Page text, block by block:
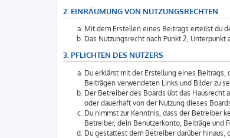
2. EINRÄUMUNG VON NUTZUNGSRECHTEN
Mit dem Erstellen eines Beitrags erteilst du
Das Nutzungsrecht nach Punkt 2,
3. PFLICHTEN DES NUTZERS
Du erklärst mit der Erstellung eines
Beiträgen verwendeten Links und Bilder zu
Der Betreiber des Boards übt das
oder dauerhaft von der Nutzung dieses
Du nimmst zur Kenntnis, dass der Betreiber
Betreiber, dein Benutzerkonto, Beiträge und
Du gestattest dem Betreiber darüber